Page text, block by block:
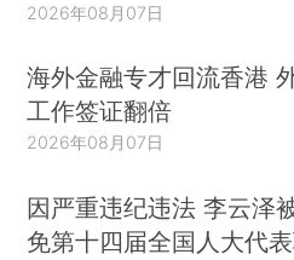
2026年08月07日
海外金融专才回流香港
工作签证翻倍
2026年08月07日
因严重违纪违法 李云泽
免第十四届全国人大代